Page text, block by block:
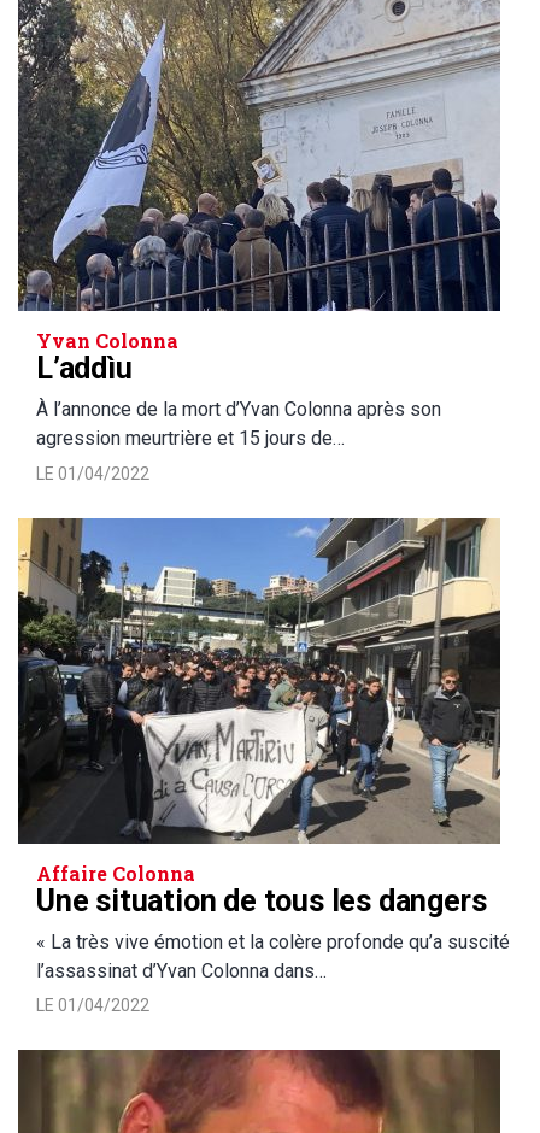
Yvan Colonna
L’addìu
À l’annonce de la mort d’Yvan Colonna après son
agression meurtrière et 15 jours de…
LE 01/04/2022
Affaire Colonna
Une situation de tous les dangers
« La très vive émotion et la colère profonde qu’a suscité
l’assassinat d’Yvan Colonna dans…
LE 01/04/2022